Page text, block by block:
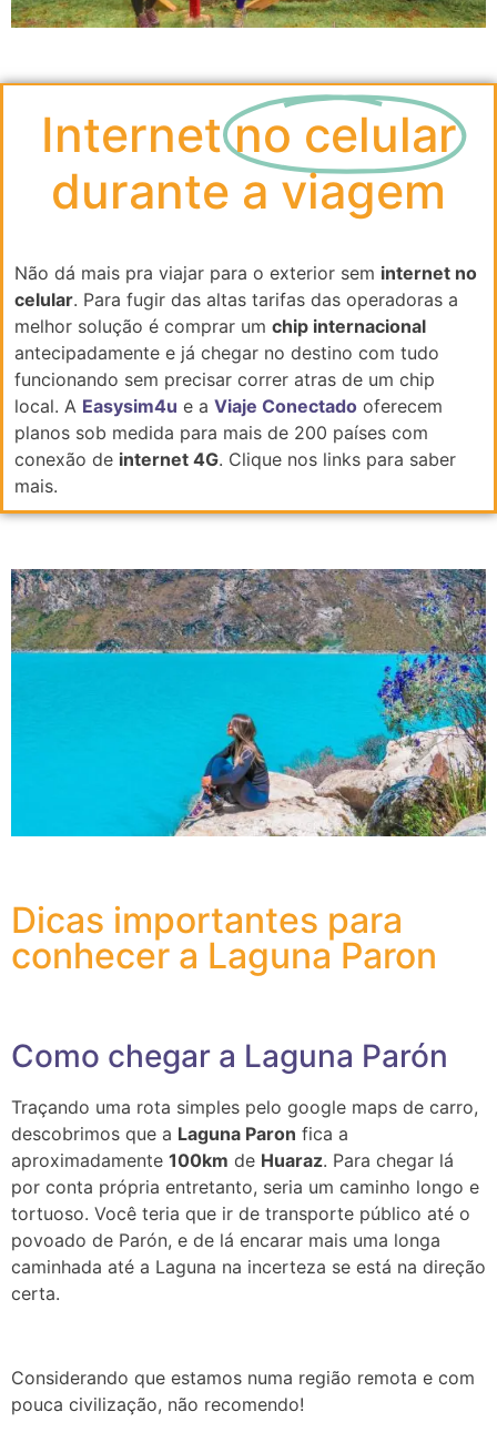
Internetno celular
durante a viagem
Não dá mais pra viajar para o exterior sem internet no
celular. Para fugir das altas tarifas das operadoras a
melhor solução é comprar um chip internacional
antecipadamente e já chegar no destino com tudo
funcionando sem precisar correr atras de um chip
local. A Easysim4u e a Viaje Conectado oferecem
planos sob medida para mais de 200 países com
conexão de internet 4G. Clique nos links para saber
mais.
Dicas importantes para
conhecer a Laguna Paron
Como chegar a Laguna Parón
Traçando uma rota simples pelo google maps de carro,
descobrimos que a Laguna Paron fica a
aproximadamente 100km de Huaraz. Para chegar lá
por conta própria entretanto, seria um caminho longo e
tortuoso. Você teria que ir de transporte público até o
povoado de Parón, e de lá encarar mais uma longa
caminhada até a Laguna na incerteza se está na direção
certa.
Considerando que estamos numa região remota e com
pouca civilização, não recomendo!